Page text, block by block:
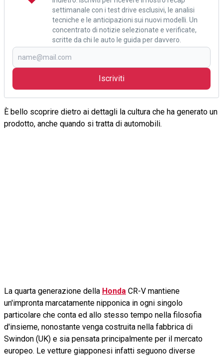
settimanale con i test drive esclusivi, le analisi
tecniche e le anticipazioni sui nuovi modelli. Un
concentrato di notizie selezionate e verificate,
scritte da chi le auto le guida per davvero.
Iscriviti
È bello scoprire dietro ai dettagli la cultura che ha generato un
prodotto, anche quando si tratta di automobili.
La quarta generazione della Honda CR-V mantiene
un'impronta marcatamente nipponica in ogni singolo
particolare che conta ed allo stesso tempo nella filosofia
d'insieme, nonostante venga costruita nella fabbrica di
Swindon (UK) e sia pensata principalmente per il mercato
europeo. Le vetture giapponesi infatti seguono diverse